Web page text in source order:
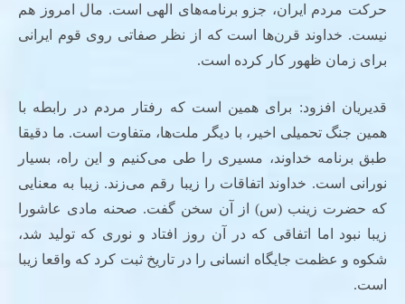
حرکت مردم ایران، جزو برنامه‌های الهی است. مال امروز هم
نیست. خداوند قرن‌ها است که از نظر صفاتی روی قوم ایرانی
برای زمان ظهور کار کرده است.
قدیریان افزود: برای همین است که رفتار مردم در رابطه با
همین جنگ تحمیلی اخیر، با دیگر ملت‌ها، متفاوت است. ما دقیقا
طبق برنامه خداوند، مسیری را طی می‌کنیم و این راه، بسیار
نورانی است. خداوند اتفاقات را زیبا رقم می‌زند. زیبا به معنایی
که حضرت زینب (س) از آن سخن گفت. صحنه مادی عاشورا
زیبا نبود اما اتفاقی که در آن روز افتاد و نوری که تولید شد،
شکوه و عظمت جایگاه انسانی را در تاریخ ثبت کرد که واقعا زیبا
است.